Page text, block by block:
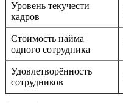
Уровень текучести
кадров
Стоимость найма
одного сотрудника
Удовлетворённость
сотрудников